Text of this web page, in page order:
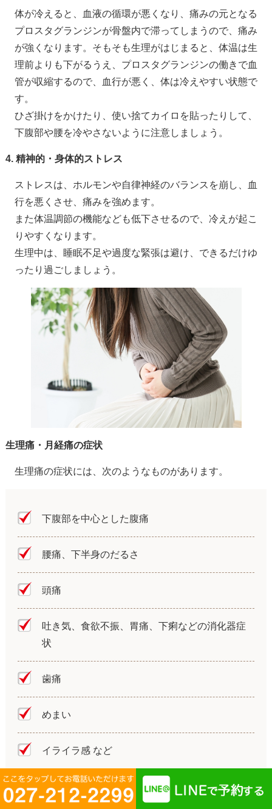
体が冷えると、血液の循環が悪くなり、痛みの元となる
プロスタグランジンが骨盤内で滞ってしまうので、痛み
が強くなります。そもそも生理がはじまると、体温は生
理前よりも下がるうえ、プロスタグランジンの働きで血
管が収縮するので、血行が悪く、体は冷えやすい状態で
す。
ひざ掛けをかけたり、使い捨てカイロを貼ったりして、
下腹部や腰を冷やさないように注意しましょう。
4. 精神的・身体的ストレス
ストレスは、ホルモンや自律神経のバランスを崩し、血
行を悪くさせ、痛みを強めます。
また体温調節の機能なども低下させるので、冷えが起こ
りやすくなります。
生理中は、睡眠不足や過度な緊張は避け、できるだけゆ
ったり過ごしましょう。
生理痛・月経痛の症状
生理痛の症状には、次のようなものがあります。
下腹部を中心とした腹痛
腰痛、下半身のだるさ
頭痛
吐き気、食欲不振、胃痛、下痢などの消化器症
状
歯痛
めまい
イライラ感 など